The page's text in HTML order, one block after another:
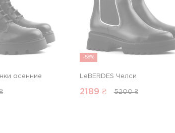
осенние
-58%
LeBERDES Челси
2189 ₴ 5200 ₴